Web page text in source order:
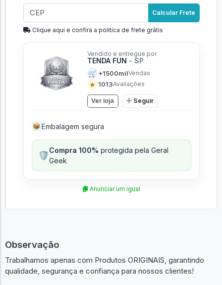
Calcular Frete
Clique aqui e confira a politíca de frete grátis
Vendido e entregue por
TENDA FUN - SP
🛒 +1500milVendas
★ 1013Avaliações
Ver loja Seguir
📦 Embalagem segura
🛡️Compra 100% protegida pela Geral
Geek
Anunciar um igual
Observação
Trabalhamos apenas com Produtos ORIGINAIS, garantindo
qualidade, segurança e confiança para nossos clientes!